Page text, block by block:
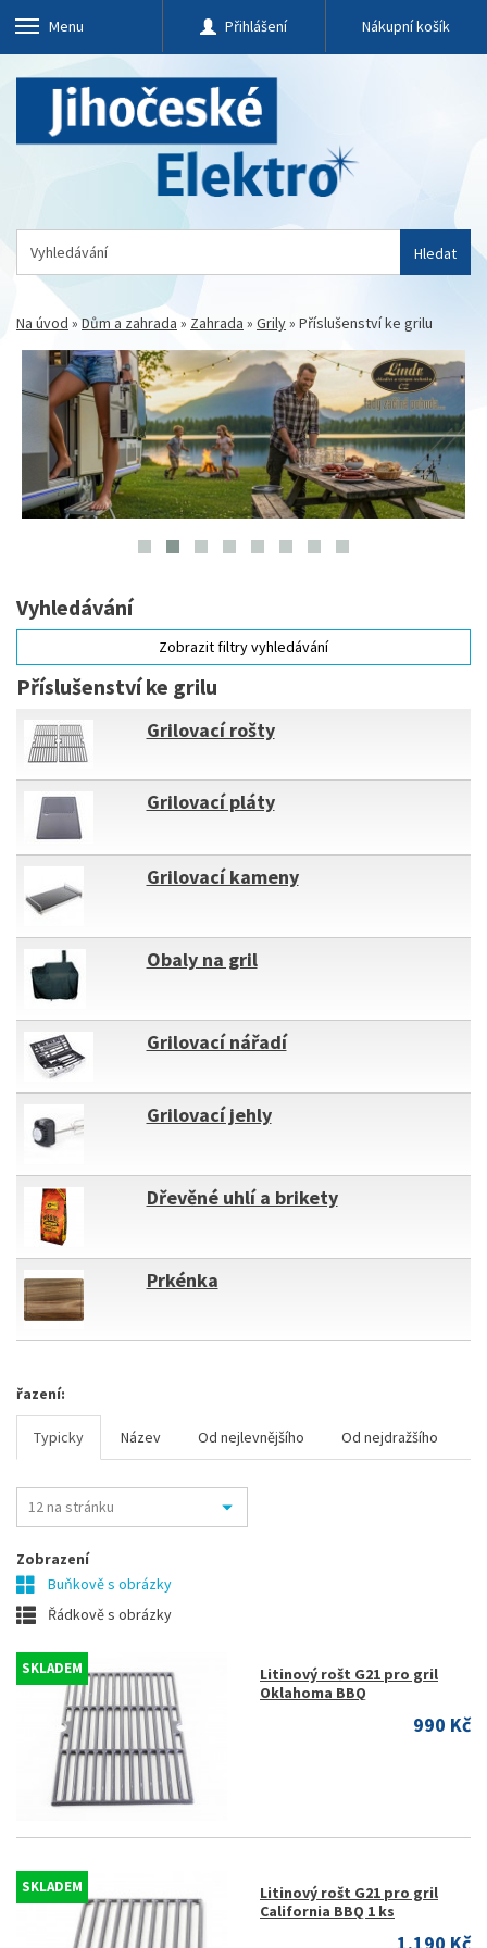
Menu Přihlášení Nákupní košík
Hledat
Na úvod »Dům a zahrada » Zahrada » Grily» Příslušenství ke grilu
Vyhledávání
Zobrazit filtry vyhledávání
Příslušenství ke grilu
Grilovací rošty
Grilovací pláty
Grilovací kameny
Obaly na gril
Grilovací nářadí
Grilovací jehly
Dřevěné uhlí a brikety
Prkénka
řazení:
Typicky Název Od nejlevnějšího Od nejdražšího
Zobrazení
Buňkově s obrázky
Řádkově s obrázky
SKLADEM
Litinový rošt G21 pro gril
Oklahoma BBQ
990 Kč
SKLADEM
Litinový rošt G21 pro gril
California BBQ 1 ks